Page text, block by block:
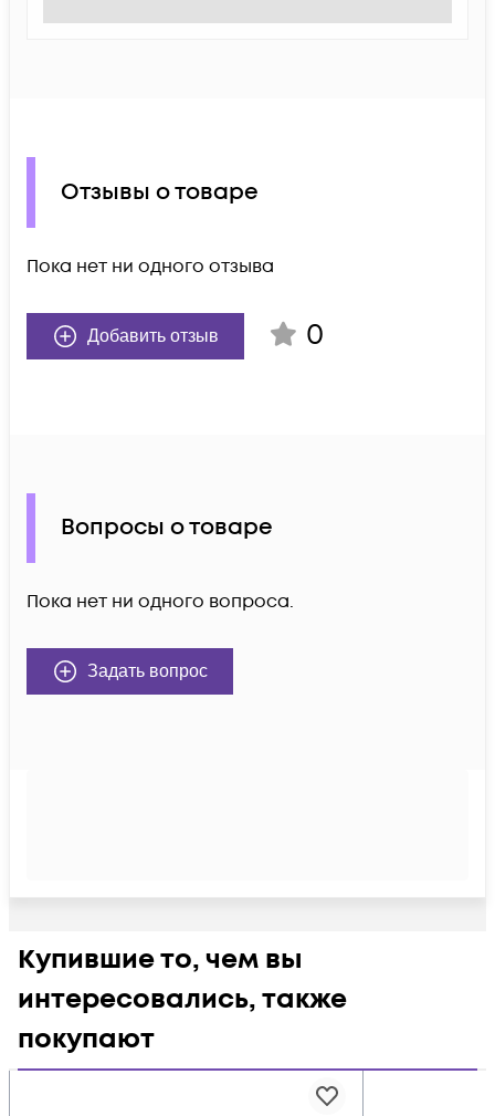
Отзывы о товаре
Пока нет ни одного отзыва
Добавить отзыв 0
Вопросы о товаре
Пока нет ни одного вопроса.
Задать вопрос
Купившие то, чем вы
интересовались, также
покупают